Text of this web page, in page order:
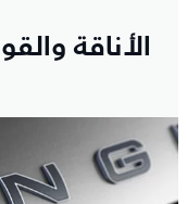
الأناقة